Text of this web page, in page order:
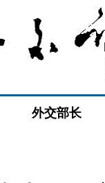
外交部长